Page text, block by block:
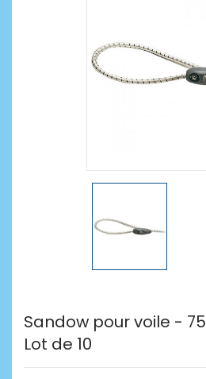
Sandow pour voile -
Lot de 10